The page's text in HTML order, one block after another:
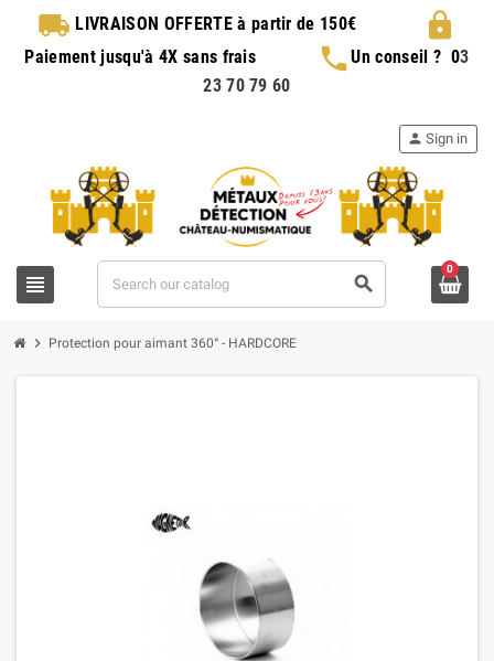
local_shipping LIVRAISON OFFERTEà partir de 150€ lock
Paiement jusqu'à 4X sans frais phoneUn conseil ? 03
23 70 79 60
view_headline search
person Sign in
0
chevron_right Protection pour aimant 360° - HARDCORE